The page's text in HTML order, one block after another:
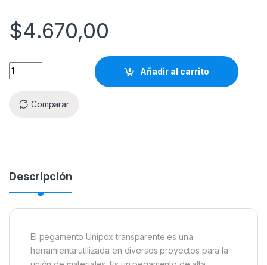
$4.670,00
Añadir al carrito
Comparar
Descripción
El pegamento Unipox transparente es una
herramienta utilizada en diversos proyectos para la